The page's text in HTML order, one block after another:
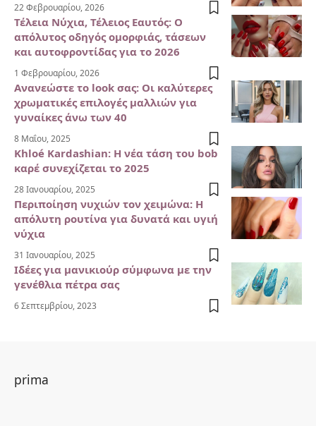
22 Φεβρουαρίου, 2026
Τέλεια Νύχια, Τέλειος Εαυτός: Ο
απόλυτος οδηγός ομορφιάς, τάσεων
και αυτοφροντίδας για το 2026
1 Φεβρουαρίου, 2026
Ανανεώστε το look σας: Οι καλύτερες
χρωματικές επιλογές μαλλιών για
γυναίκες άνω των 40
8 Μαΐου, 2025
Khloé Kardashian: Η νέα τάση του bob
καρέ συνεχίζεται το 2025
28 Ιανουαρίου, 2025
Περιποίηση νυχιών τον χειμώνα: Η
απόλυτη ρουτίνα για δυνατά και υγιή
νύχια
31 Ιανουαρίου, 2025
Ιδέες για μανικιούρ σύμφωνα με την
γενέθλια πέτρα σας
6 Σεπτεμβρίου, 2023
prima